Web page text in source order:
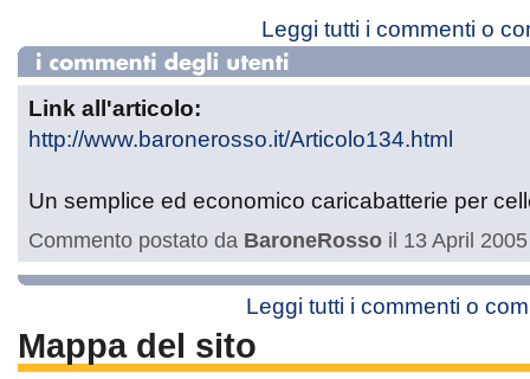
Leggi tutti i commenti o
Link all'articolo:
http://www.baronerosso.it/Articolo134.html
Un semplice ed economico caricabatterie per
Commento postato da BaroneRosso il 13 April
Leggi tutti i commenti o
Mappa del sito